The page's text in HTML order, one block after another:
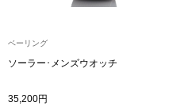
ベーリング
ソーラー･メンズウオッチ
35,200円